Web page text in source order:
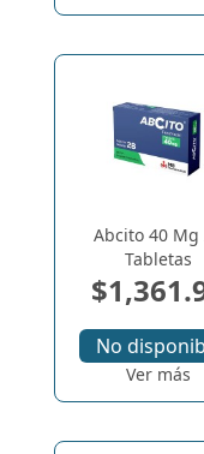
Abcito 40 Mg
Tabletas
No
Ver más